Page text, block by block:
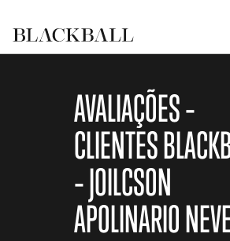
AVALIAÇÕES –
CLIENTES
– JOILCSON
APOLINARIO